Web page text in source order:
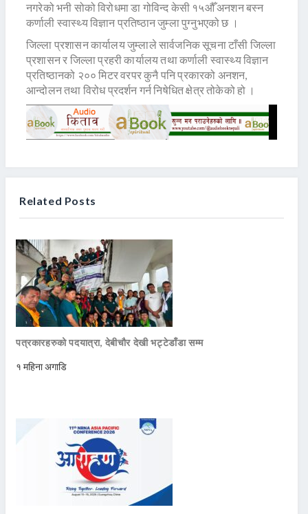
नगरेको भनी सोको विरोधमा डा गोविन्द केसी १५औँ अनशन बस्न
कर्णाली स्वास्थ्य विज्ञान प्रतिष्ठान जुम्ला पुग्नुभएको छ ।
जिल्ला प्रशासन कार्यालय जुम्लाले सार्वजनिक सूचना टाँसी जिल्ला
प्रशासन र जिल्ला प्रहरी कार्यालय तथा कर्णाली स्वास्थ्य विज्ञान
प्रतिष्ठानको २०० मिटर वरपर कुनै पनि प्रकारको अनशन,
आन्दोलन तथा विरोध प्रदर्शन गर्न निषेधित क्षेत्र तोकेको हो ।
Related Posts
पत्रकारहरुको पदयात्रा, देबीचौर देखी भट्टेडाँडा सम्म
१ महिना अगाडि